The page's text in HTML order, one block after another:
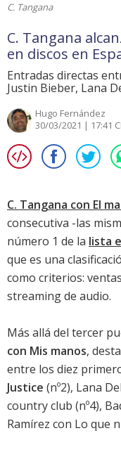
C. Tangana
C. Tangana
en discos en
Entradas directas
Justin Bieber, Lana
Hugo Fernández
30/03/2021 | 17:41
C. Tangana con El
consecutiva -las
número 1 de la lista
que es una
como criterios:
streaming de audio.
Más allá del tercer
con Mis manos,
entre los diez
Justice (nº2), Lana
country club (nº4),
Ramírez con Lo que